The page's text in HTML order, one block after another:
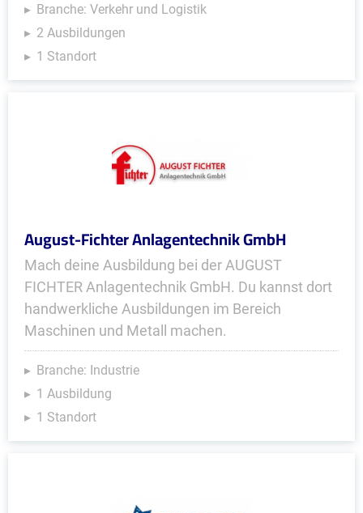
Branche: Verkehr und Logistik
2 Ausbildungen
1 Standort
August-Fichter Anlagentechnik GmbH
Mach deine Ausbildung bei der AUGUST
FICHTER Anlagentechnik GmbH. Du kannst dort
handwerkliche Ausbildungen im Bereich
Maschinen und Metall machen.
Branche: Industrie
1 Ausbildung
1 Standort